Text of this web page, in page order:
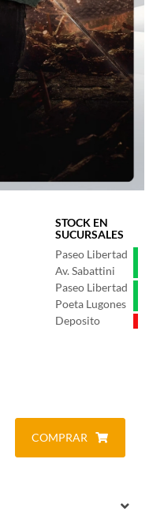
STOCK EN
SUCURSALES
Paseo Libertad
Av. Sabattini
Paseo Libertad
Poeta Lugones
Deposito
COMPRAR